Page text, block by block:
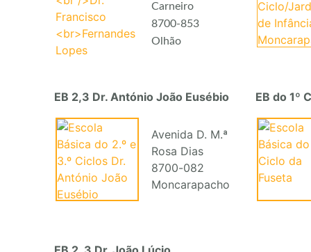
Carneiro
8700-853
Olhão
EB 2,3 Dr. António João Eusébio EB do 1º
Avenida D. M.ª
Rosa Dias
8700-082
Moncarapacho